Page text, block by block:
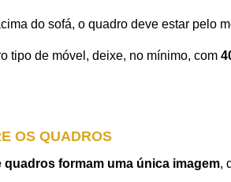
do sofá, o quadro deve estar pelo
tipo de móvel, deixe, no mínimo, com
OS QUADROS
quadros formam uma única imagem,